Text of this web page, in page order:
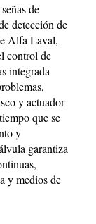
de
detección de
Alfa Laval,
control de
integrada
y actuador
que se
y
garantiza
y medios de